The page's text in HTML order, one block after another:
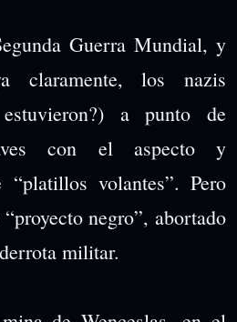
Guerra Mundial, y
claramente, los nazis
a punto de
con el aspecto y
“platillos volantes”. Pero
negro”, abortado
militar.